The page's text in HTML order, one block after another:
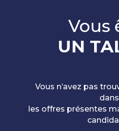
Vous
UN
Vous n’avez pas
dans
les offres présentes